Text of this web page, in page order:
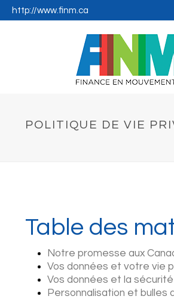
http://www.finm.ca
POLITIQUE DE VIE
Table des
Notre promesse aux
Vos données et votre vie
Vos données et la sécurité
Personnalisation et bulles